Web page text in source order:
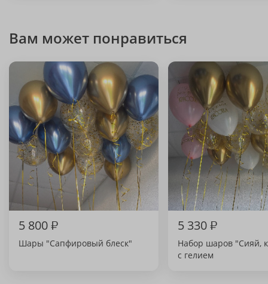
Вам может понравиться
5 800₽
Шары "Сапфировый блеск"
5 330₽
Набор шаров "Сияй,
с гелием